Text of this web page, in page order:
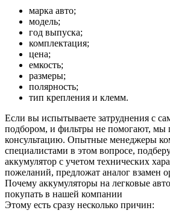
марка авто;
модель;
год выпуска;
комплектация;
цена;
емкость;
размеры;
полярность;
тип крепления и клемм.
Если вы испытываете затруднения с
подбором, и фильтры не помогают, мы
консультацию. Опытные менеджеры
специалистами в этом вопросе,
аккумулятор с учетом технических
пожеланий, предложат аналог взамен
Почему аккумуляторы на легковые
покупать в нашей компании
Этому есть сразу несколько причин: